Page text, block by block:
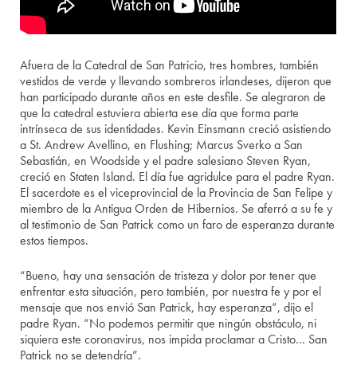
Afuera de la Catedral de San Patricio, tres hombres, también
vestidos de verde y llevando sombreros irlandeses, dijeron que
han participado durante años en este desfile. Se alegraron de
que la catedral estuviera abierta ese día que forma parte
intrínseca de sus identidades. Kevin Einsmann creció asistiendo
a St. Andrew Avellino, en Flushing; Marcus Sverko a San
Sebastián, en Woodside y el padre salesiano Steven Ryan,
creció en Staten Island. El día fue agridulce para el padre Ryan.
El sacerdote es el viceprovincial de la Provincia de San Felipe y
miembro de la Antigua Orden de Hibernios. Se aferró a su fe y
al testimonio de San Patrick como un faro de esperanza durante
estos tiempos.
“Bueno, hay una sensación de tristeza y dolor por tener que
enfrentar esta situación, pero también, por nuestra fe y por el
mensaje que nos envió San Patrick, hay esperanza”, dijo el
padre Ryan. “No podemos permitir que ningún obstáculo, ni
siquiera este coronavirus, nos impida proclamar a Cristo… San
Patrick no se detendría”.